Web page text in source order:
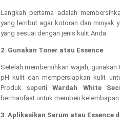
Langkah pertama adalah
yang lembut agar kotoran dan minyak
yang sesuai dengan jenis kulit Anda.
2. Gunakan Toner atau Essence
Setelah membersihkan wajah,
pH kulit dan mempersiapkan kulit
Produk sepertiWardah White
bermanfaat untuk memberi kelembapan
3. Aplikasikan Serum atau Essence